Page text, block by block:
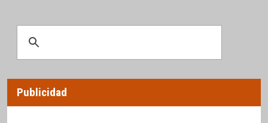
Publicidad